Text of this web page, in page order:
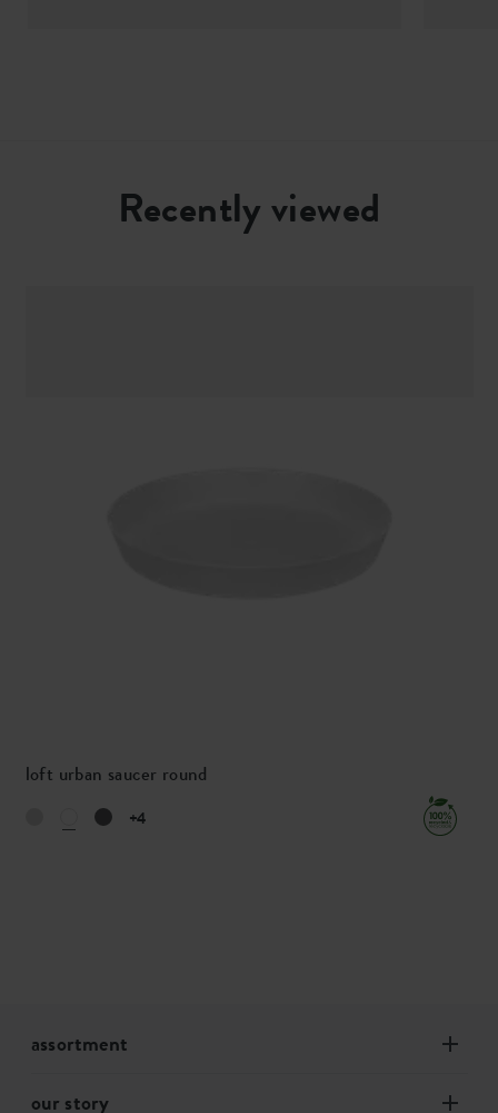
Recently viewed
loft urban saucer round
+4
assortment
our story